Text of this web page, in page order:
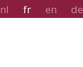
nl fr en de